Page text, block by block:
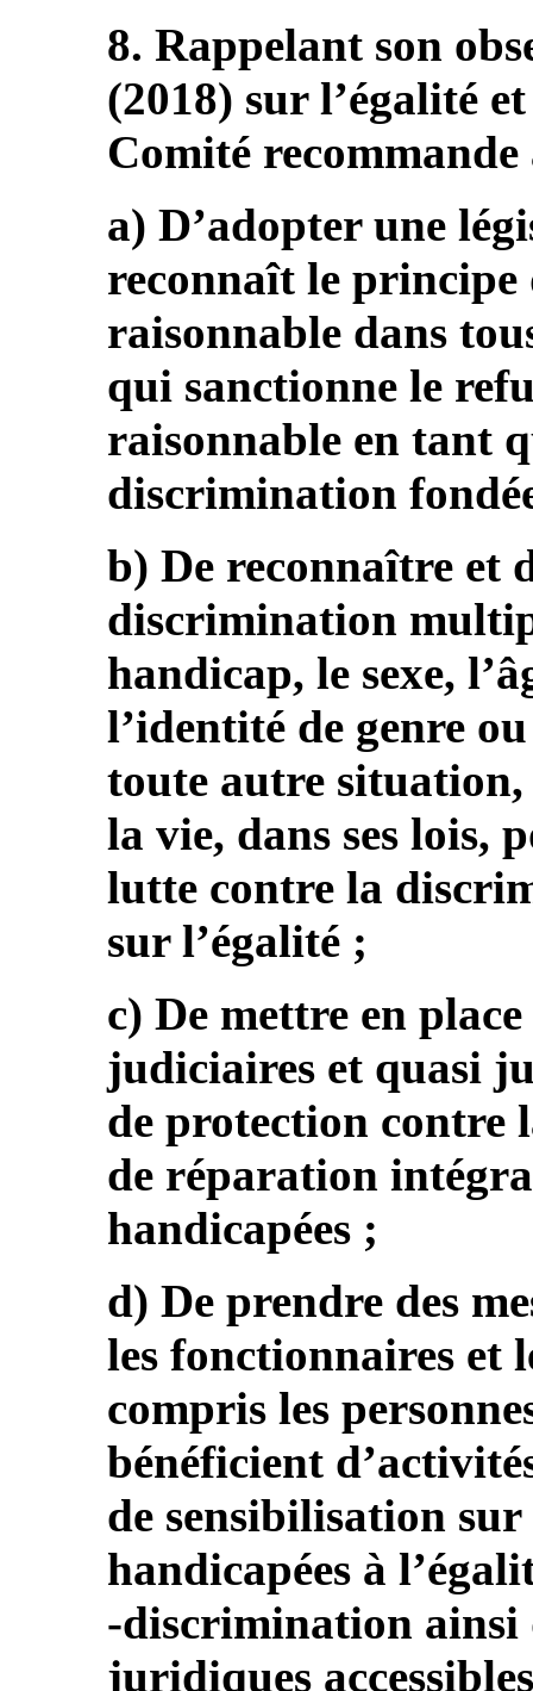
8. Rappelant son
(2018) sur l’égalité
Comité
a) D’adopter une
reconnaît le principe
raisonnable dans
qui sanctionne le
raisonnable en tant
discrimination
b) De reconnaître et
discrimination
handicap, le sexe,
l’identité de genre
toute autre situation,
la vie, dans ses lois,
lutte contre la
sur l’égalité ;
c) De mettre en place
judiciaires et quasi
de protection contre
de réparation
handicapées ;
d) De prendre des
les fonctionnaires et
compris les
bénéficient
de sensibilisation sur
handicapées à
‑discrimination ainsi
juridiques